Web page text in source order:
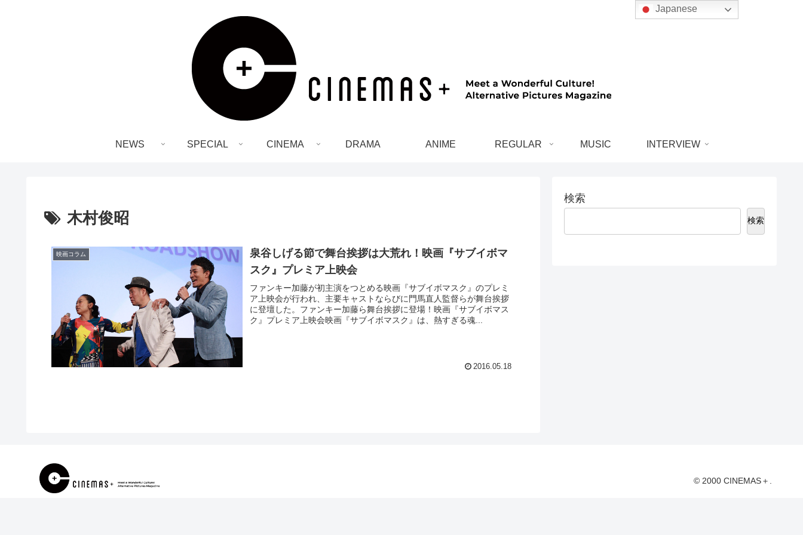
NEWS SPECIAL CINEMA DRAMA ANIME REGULAR MUSIC INTERVIEW
木村俊昭
映画コラム
泉谷しげる節で舞台挨拶は大荒れ！映画『サブイボマ
スク』プレミア上映会
ファンキー加藤が初主演をつとめる映画『サブイボマスク』のプレミ
ア上映会が行われ、主要キャストならびに門馬直人監督らが舞台挨拶
に登壇した。ファンキー加藤ら舞台挨拶に登場！映画『サブイボマス
ク』プレミア上映会映画『サブイボマスク』は、熱すぎる魂...
2016.05.18
検索
検索
© 2000 CINEMAS＋.
Japanese